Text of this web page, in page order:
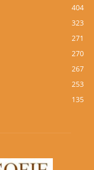
404
323
271
270
267
253
135